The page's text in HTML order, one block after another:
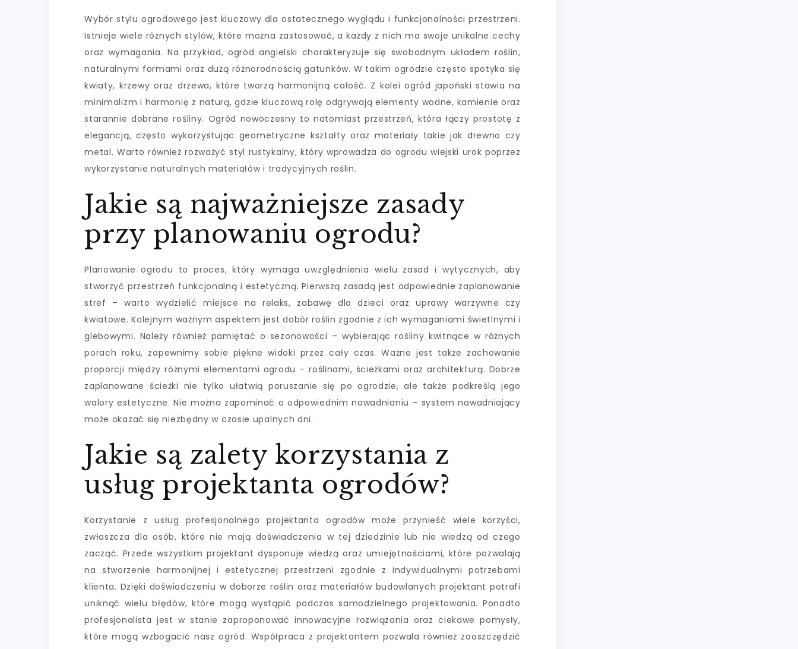
Wybór stylu ogrodowego jest kluczowy dla ostatecznego wyglądu i funkcjonalności przestrzeni.
Istnieje wiele różnych stylów, które można zastosować, a każdy z nich ma swoje unikalne cechy
oraz wymagania. Na przykład, ogród angielski charakteryzuje się swobodnym układem roślin,
naturalnymi formami oraz dużą różnorodnością gatunków. W takim ogrodzie często spotyka się
kwiaty, krzewy oraz drzewa, które tworzą harmonijną całość. Z kolei ogród japoński stawia na
minimalizm i harmonię z naturą, gdzie kluczową rolę odgrywają elementy wodne, kamienie oraz
starannie dobrane rośliny. Ogród nowoczesny to natomiast przestrzeń, która łączy prostotę z
elegancją, często wykorzystując geometryczne kształty oraz materiały takie jak drewno czy
metal. Warto również rozważyć styl rustykalny, który wprowadza do ogrodu wiejski urok poprzez
wykorzystanie naturalnych materiałów i tradycyjnych roślin.
Jakie są najważniejsze zasady
przy planowaniu ogrodu?
Planowanie ogrodu to proces, który wymaga uwzględnienia wielu zasad i wytycznych, aby
stworzyć przestrzeń funkcjonalną i estetyczną. Pierwszą zasadą jest odpowiednie zaplanowanie
stref – warto wydzielić miejsce na relaks, zabawę dla dzieci oraz uprawy warzywne czy
kwiatowe. Kolejnym ważnym aspektem jest dobór roślin zgodnie z ich wymaganiami świetlnymi i
glebowymi. Należy również pamiętać o sezonowości – wybierając rośliny kwitnące w różnych
porach roku, zapewnimy sobie piękne widoki przez cały czas. Ważne jest także zachowanie
proporcji między różnymi elementami ogrodu – roślinami, ścieżkami oraz architekturą. Dobrze
zaplanowane ścieżki nie tylko ułatwią poruszanie się po ogrodzie, ale także podkreślą jego
walory estetyczne. Nie można zapominać o odpowiednim nawadnianiu – system nawadniający
może okazać się niezbędny w czasie upalnych dni.
Jakie są zalety korzystania z
usług projektanta ogrodów?
Korzystanie z usług profesjonalnego projektanta ogrodów może przynieść wiele korzyści,
zwłaszcza dla osób, które nie mają doświadczenia w tej dziedzinie lub nie wiedzą od czego
zacząć. Przede wszystkim projektant dysponuje wiedzą oraz umiejętnościami, które pozwalają
na stworzenie harmonijnej i estetycznej przestrzeni zgodnie z indywidualnymi potrzebami
klienta. Dzięki doświadczeniu w doborze roślin oraz materiałów budowlanych projektant potrafi
uniknąć wielu błędów, które mogą wystąpić podczas samodzielnego projektowania. Ponadto
profesjonalista jest w stanie zaproponować innowacyjne rozwiązania oraz ciekawe pomysły,
które mogą wzbogacić nasz ogród. Współpraca z projektantem pozwala również zaoszczędzić